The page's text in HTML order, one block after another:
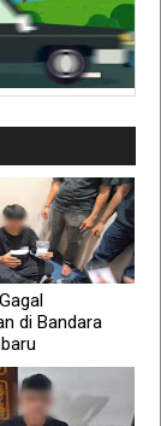
di Bandara